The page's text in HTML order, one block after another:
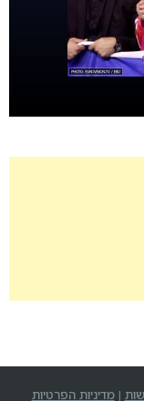
|מדיניות הפרטיות